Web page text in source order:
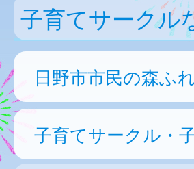
子育てサークル
日野市市民の森ふ
子育てサークル・